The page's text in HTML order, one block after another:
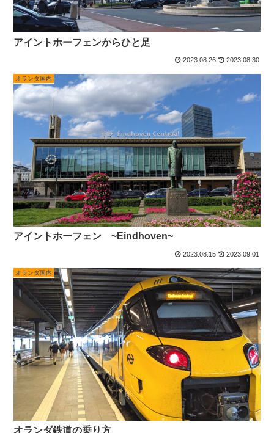
アイントホーフェンからひと足
2023.08.26 2023.08.30
オランダ国内
アイントホーフェン ~Eindhoven~
2023.08.15 2023.09.01
オランダ国内
オランダ鉄道の乗り方